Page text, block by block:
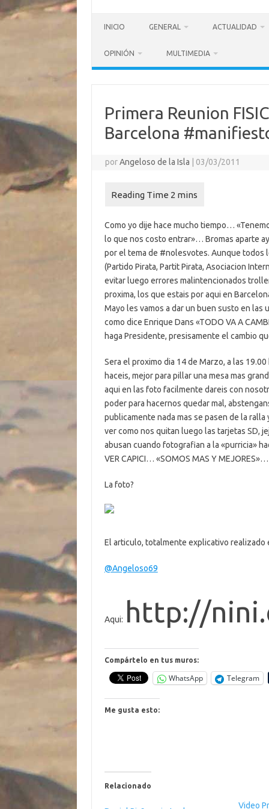
INICIO GENERAL ACTUALIDAD
OPINIÓN MULTIMEDIA
Primera Reunion
Barcelona
porAngeloso de la Isla 03/03/2011
Como yo dije hace mucho tiempo…
lo que nos costo entrar»… Bromas aparte
por el tema de #nolesvotes. Aunque todos
(Partido Pirata, Partit Pirata, Asociacion
evitar luego errores malintencionados
proxima, los que estais por aqui en
Mayo les vamos a dar un buen susto en las
como dice Enrique Dans «TODO VA A
haga Presidente, presisamente el cambio
Sera el proximo dia 14 de Marzo, a las
haceis, mejor para pillar una mesa mas
aqui en las foto facilmente dareis con
poder para hacernos quedar mal,
publicamente nada mas se pasen de la
ver como nos quitan luego las tarjetas SD,
abusan cuando fotografian a la «purricia»
VER CAPICI… «SOMOS MAS Y
La foto?
El articulo, totalmente explicativo realizado
@Angeloso69
Aqui: http://
Compártelo en tus muros:
WhatsApp Telegram
Me gusta esto:
Relacionado
Video